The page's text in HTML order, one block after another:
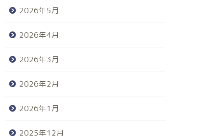
2026年5月
2026年4月
2026年3月
2026年2月
2026年1月
2025年12月